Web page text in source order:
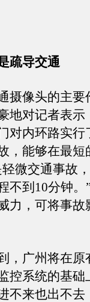
疏导交通
像头的主要
地对记者表示
对内环路实行
，能够在最短
微交通事故
不到10分钟。
力，可将事故
广州将在原
控系统的基础
不来也出不去